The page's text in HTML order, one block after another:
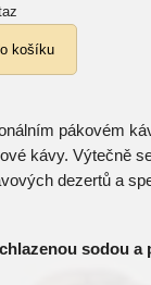
pákovém
kávy. Výtečně
dezertů a
sodou a